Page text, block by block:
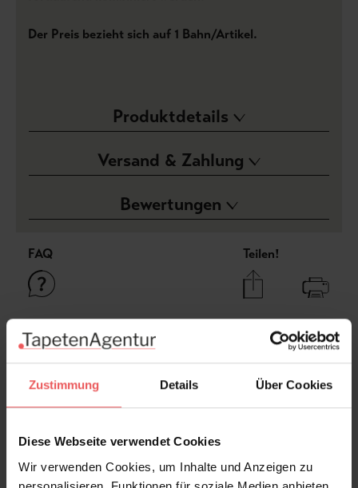
Zustimmung Details Über Cookies
Diese Webseite verwendet Cookies
Wir verwenden Cookies, um Inhalte und Anzeigen zu
Der Preis bezieht sich auf 1 Bahn/Artikel.
Produktdetails
Versand & Zahlung
Bewertungen
FAQ Teilen!
Sie haben Fragen zum Produkt?
+49 (0)221 932 81 82
Produktgalerie überspringen
Varianten